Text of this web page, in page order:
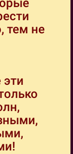
тем не